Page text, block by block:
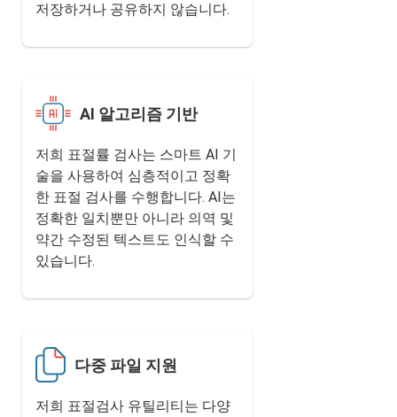
저장하거나 공유하지 않습니다.
AI 알고리즘 기반
저희 표절률 검사는 스마트 AI 기
술을 사용하여 심층적이고 정확
한 표절 검사를 수행합니다. AI는
정확한 일치뿐만 아니라 의역 및
약간 수정된 텍스트도 인식할 수
있습니다.
다중 파일 지원
저희 표절검사 유틸리티는 다양